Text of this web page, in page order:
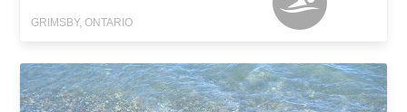
GRIMSBY, ONTARIO